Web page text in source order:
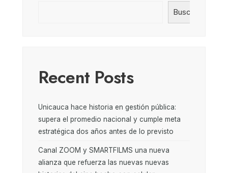
Buscar
Recent Posts
Unicauca hace historia en gestión pública:
supera el promedio nacional y cumple meta
estratégica dos años antes de lo previsto
Canal ZOOM y SMARTFILMS una nueva
alianza que refuerza las nuevas nuevas